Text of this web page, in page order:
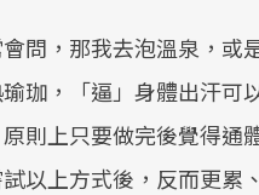
問，那我去泡溫泉，或
珈，「逼」身體出汗可
則上只要做完後覺得通
以上方式後，反而更累